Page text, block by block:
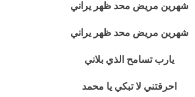
شهرين مريض محد ظهر يراني
شهرين مريض محد ظهر يراني
يارب تسامح الذي بلاني
احرقتني لا تبكي يا محمد